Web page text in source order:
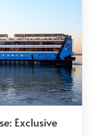
Exclusive